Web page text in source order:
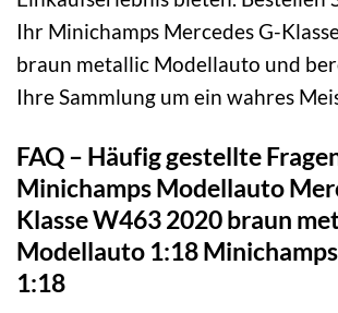
Ihr Minichamps Mercedes G-
braun metallic Modellauto und
Ihre Sammlung um ein wahres
FAQ – Häufig gestellte
Minichamps Modellauto
Klasse W463 2020 braun
Modellauto 1:18
1:18